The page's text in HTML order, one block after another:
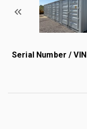
Serial Number / VIN